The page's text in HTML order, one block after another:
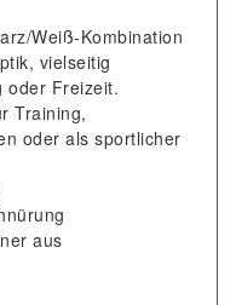
Weiß-Kombination
vielseitig
oder Freizeit.
Training,
oder als sportlicher
aus